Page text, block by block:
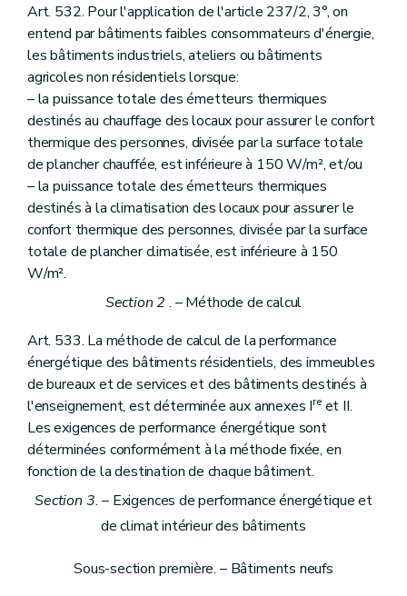
Art. 532. Pour l'application de l'article 237/2, 3°, on
entend par bâtiments faibles consommateurs d'énergie,
les bâtiments industriels, ateliers ou bâtiments
agricoles non résidentiels lorsque:
– la puissance totale des émetteurs thermiques
destinés au chauffage des locaux pour assurer le confort
thermique des personnes, divisée par la surface totale
de plancher chauffée, est inférieure à 150 W/m², et/ou
– la puissance totale des émetteurs thermiques
destinés à la climatisation des locaux pour assurer le
confort thermique des personnes, divisée par la surface
totale de plancher climatisée, est inférieure à 150
W/m².
Section 2 . – Méthode de calcul
Art. 533. La méthode de calcul de la performance
énergétique des bâtiments résidentiels, des immeubles
de bureaux et de services et des bâtiments destinés à
l'enseignement, est déterminée aux annexes Ireet II.
Les exigences de performance énergétique sont
déterminées conformément à la méthode fixée, en
fonction de la destination de chaque bâtiment.
Section 3.– Exigences de performance énergétique et
de climat intérieur des bâtiments
Sous-section première. – Bâtiments neufs